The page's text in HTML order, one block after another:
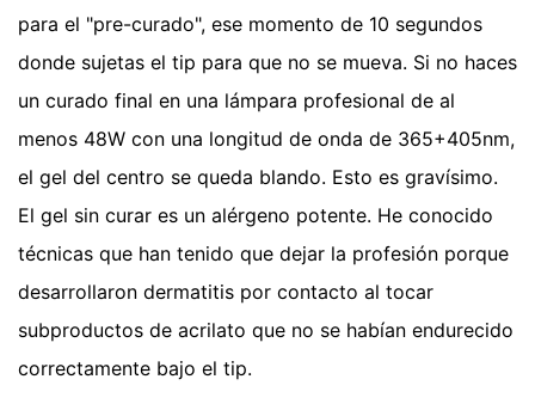
para el "pre-curado", ese momento de 10 segundos
donde sujetas el tip para que no se mueva. Si no haces
un curado final en una lámpara profesional de al
menos 48W con una longitud de onda de 365+405nm,
el gel del centro se queda blando. Esto es gravísimo.
El gel sin curar es un alérgeno potente. He conocido
técnicas que han tenido que dejar la profesión porque
desarrollaron dermatitis por contacto al tocar
subproductos de acrilato que no se habían endurecido
correctamente bajo el tip.